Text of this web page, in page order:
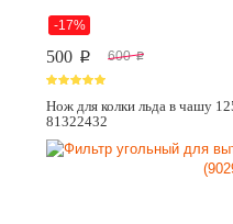
-17%
500 p 600 p
Нож для колки льда в чашу
81322432